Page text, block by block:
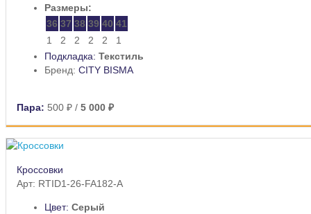
Размеры:
36 37 38 39 40 41
1
2 2 2 2
1
Подкладка: Текстиль
Бренд: CITY BISMA
Пара: 500 ₽ / 5 000 ₽
Кроссовки
Арт: RTID1-26-FA182-A
Цвет: Серый